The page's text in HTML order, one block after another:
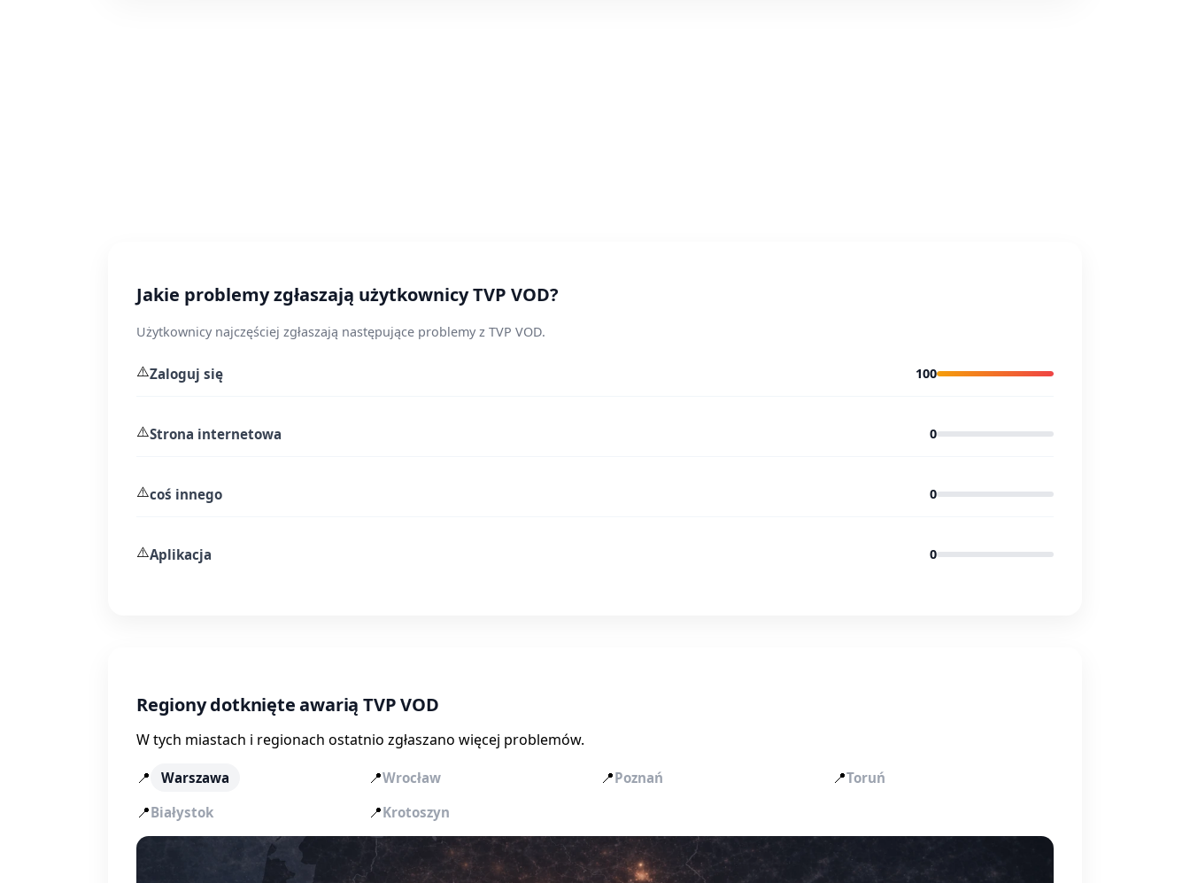
Jakie problemy zgłaszają użytkownicy TVP VOD?
Użytkownicy najczęściej zgłaszają następujące problemy z TVP VOD.
⚠️Zaloguj się 100
⚠️Strona internetowa 0
⚠️coś innego 0
⚠️Aplikacja 0
Regiony dotknięte awarią TVP VOD
W tych miastach i regionach ostatnio zgłaszano więcej problemów.
📍
Warszawa 📍Wrocław 📍Poznań 📍Toruń
📍Białystok 📍Krotoszyn